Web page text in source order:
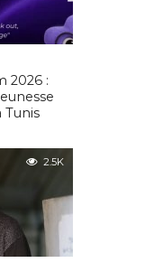
2026 :
Tunis
2.5K